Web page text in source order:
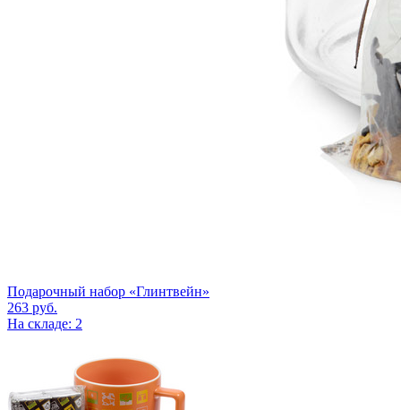
Подарочный набор «Глинтвейн»
263 руб.
На складе: 2